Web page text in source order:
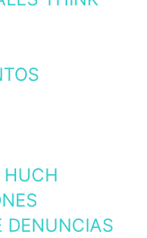
HUCH
DENUNCIAS